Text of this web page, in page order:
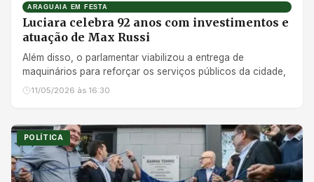
ARAGUAIA EM FESTA
Luciara celebra 92 anos com investimentos e
atuação de Max Russi
Além disso, o parlamentar viabilizou a entrega de
maquinários para reforçar os serviços públicos da cidade,
11/05/2026 às 16:30
POLÍTICA